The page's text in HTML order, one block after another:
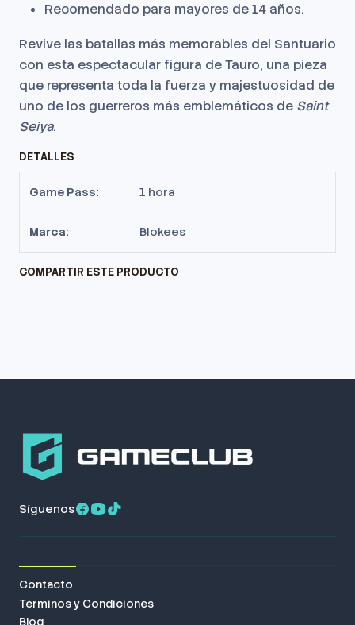
Recomendado para mayores de 14 años.
Revive las batallas más memorables del Santuario
con esta espectacular figura de Tauro, una pieza
que representa toda la fuerza y majestuosidad de
uno de los guerreros más emblemáticos de Saint
Seiya.
DETALLES
Game Pass: 1 hora
Marca: Blokees
COMPARTIR ESTE PRODUCTO
Síguenos
Contacto
Términos y Condiciones
Blog